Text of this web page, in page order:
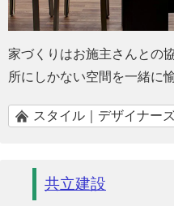
家づくりはお施主さんとの
所にしかない空間を一緒に
スタイル｜デザイナー
共立建設